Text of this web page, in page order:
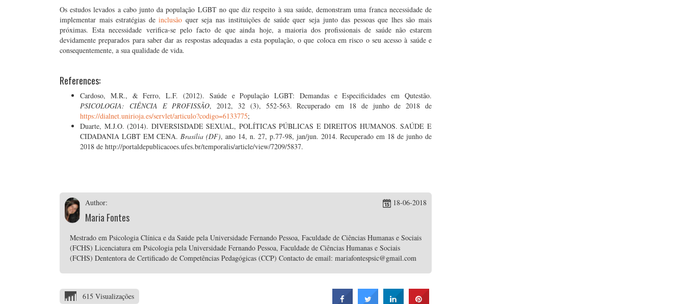
Os estudos levados a cabo junto da população LGBT no que diz respeito à sua saúde, demonstram uma franca necessidade de
implementar mais estratégias deinclusão quer seja nas instituições de saúde quer seja junto das pessoas que lhes são mais
próximas. Esta necessidade verifica-se pelo facto de que ainda hoje, a maioria dos profissionais de saúde não estarem
devidamente preparados para saber dar as respostas adequadas a esta população, o que coloca em risco o seu acesso à saúde e
consequentemente, a sua qualidade de vida.
References:
Cardoso, M.R., & Ferro, L.F. (2012). Saúde e População LGBT: Demandas e Especificidades em Qutestão.
PSICOLOGIA: CIÊNCIA E PROFISSÃO, 2012, 32 (3), 552-563. Recuperado em 18 de junho de 2018 de
https://dialnet.unirioja.es/servlet/articulo?codigo=6133775;
Duarte, M.J.O. (2014). DIVERSISDADE SEXUAL, POLÍTICAS PÚBLICAS E DIREITOS HUMANOS. SAÚDE E
CIDADANIA LGBT EM CENA. Brasília (DF), ano 14, n. 27, p.77-98, jan/jun. 2014. Recuperado em 18 de junho de
2018 de http://portaldepublicacoes.ufes.br/temporalis/article/view/7209/5837.
Author:
Maria Fontes
18-06-2018
Mestrado em Psicologia Clínica e da Saúde pela Universidade Fernando Pessoa, Faculdade de Ciências Humanas e Sociais
(FCHS) Licenciatura em Psicologia pela Universidade Fernando Pessoa, Faculdade de Ciências Humanas e Sociais
(FCHS) Dententora de Certificado de Competências Pedagógicas (CCP) Contacto de email: mariafontespsic@gmail.com
615 Visualizações